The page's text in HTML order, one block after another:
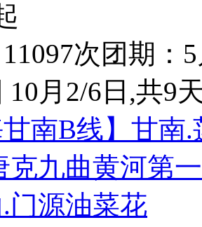
次 团期：
月2/6日 ,共9
甘南B线】甘
克九曲黄河第
门源油菜花